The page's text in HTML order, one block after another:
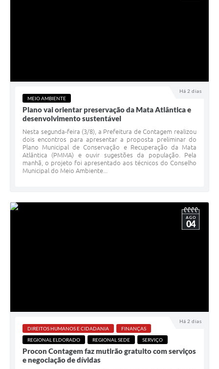
Há 2 dias
MEIO AMBIENTE
Plano vai orientar preservação da Mata Atlântica e
desenvolvimento sustentável
Nesta segunda-feira (3/8), a Prefeitura de Contagem realizou
dois encontros para apresentar a proposta preliminar do
Plano Municipal de Conservação e Recuperação da Mata
Atlântica (PMMA) e ouvir sugestões da população. Pela
manhã, o projeto foi apresentado aos técnicos do Conselho
Municipal do Meio Ambiente...
Há 2 dias
AGO
04
DIREITOS HUMANOS E CIDADANIA
FINANÇAS
REGIONAL ELDORADO
REGIONAL SEDE SERVIÇO
Procon Contagem faz mutirão gratuito com serviços
e negociação de dívidas